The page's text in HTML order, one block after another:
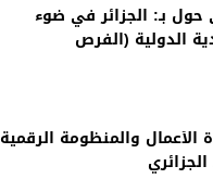
بـ: الجزائر في ضوء
الدولية (الفرص
الأعمال والمنظومة الرقمية